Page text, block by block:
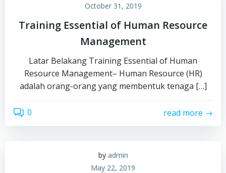
October 31, 2019
Training Essential of Human Resource
Management
Latar Belakang Training Essential of Human
Resource Management– Human Resource (HR)
adalah orang-orang yang membentuk tenaga […]
0 read more
by admin
May 22, 2019